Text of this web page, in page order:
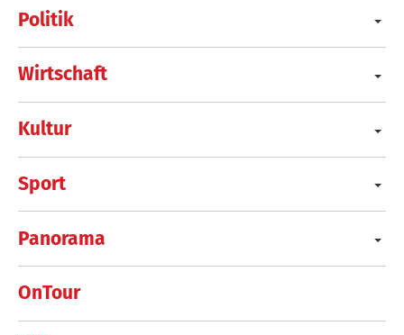
Politik
Wirtschaft
Kultur
Sport
Panorama
OnTour